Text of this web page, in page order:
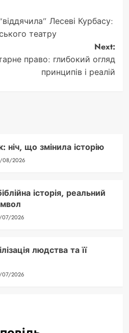
Лесеві Курбасу:
театру
Next:
право: глибокий огляд
принципів і реалій
ніч, що змінила історію
08/2026
історія, реальний
07/2026
людства та її
07/2026